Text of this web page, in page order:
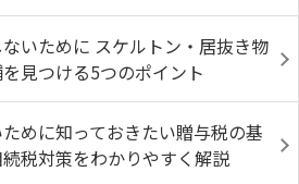
いために スケルトン・居抜き物
見つける5つのポイント
めに知っておきたい贈与税の基
税対策をわかりやすく解説